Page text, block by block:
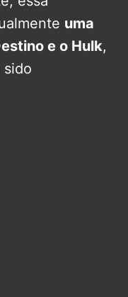
uma
e o Hulk,
sido